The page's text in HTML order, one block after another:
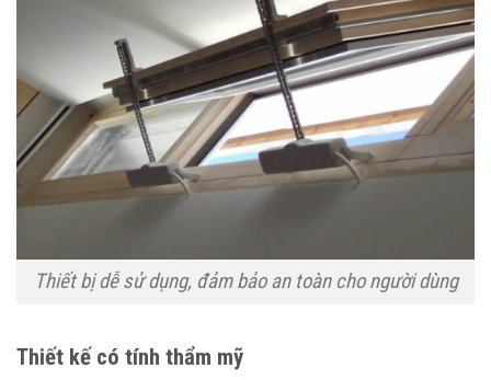
Thiết bị dễ sử dụng, đảm bảo an toàn cho người dùng
Thiết kế có tính thẩm mỹ